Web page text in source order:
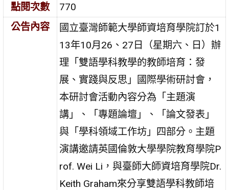
點閱次數
770
公告內容
國立臺灣師範大學師資培育學院訂於1
13年10月26、27日（星期六、日）辦
理「雙語學科教學的教師培育：發
展、實踐與反思」國際學術研討會，
本研討會活動內容分為「主題演
講」、「專題論壇」、「論文發表」
與「學科領域工作坊」四部分。主題
演講邀請英國倫敦大學學院教育學院P
rof. Wei Li，與臺師大師資培育學院Dr.
Keith Graham來分享雙語學科教師培